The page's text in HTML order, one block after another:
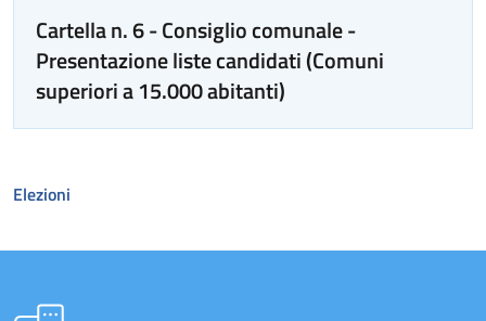
Cartella n. 6 - Consiglio comunale -
Presentazione liste candidati (Comuni
superiori a 15.000 abitanti)
Elezioni